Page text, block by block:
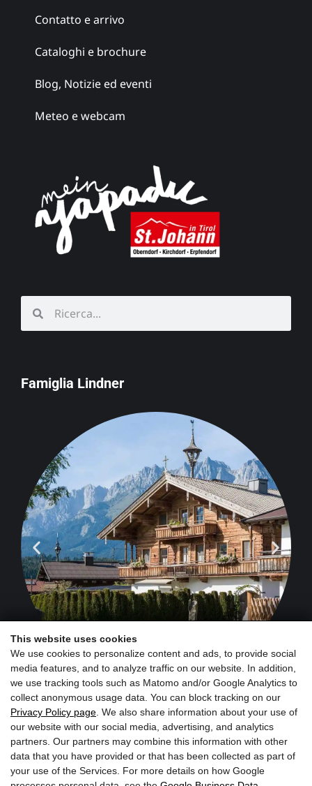
This website uses cookies
We use cookies to personalize content and ads, to provide social
media features, and to analyze traffic on our website. In addition,
we use tracking tools such as Matomo and/or Google Analytics to
collect anonymous usage data. You can block tracking on our
Privacy Policy page . We also share information about your use of
our website with our social media, advertising, and analytics
partners. Our partners may combine this information with other
data that you have provided or that has been collected as part of
your use of the Services. For more details on how Google
Contatto e arrivo
Cataloghi e brochure
Blog, Notizie ed eventi
Meteo e webcam
Famiglia Lindner
Schörgerer
Agriturismo e
negozio agricolo
Iscriviti ora alla newsletter